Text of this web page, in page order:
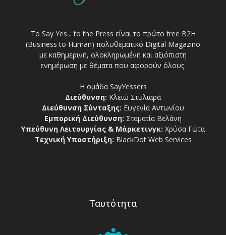
Το Say Yes... to the Press είναι το πρώτο free Β2Η
(Business to Human) πολυθεματικό Digital Magazino
με καθημερινή, ολοκληρωμένη και αξιόπιστη
ενημέρωση με θέματα που αφορούν όλους.
Η ομάδα SayYessers
Διεύθυνση: Κλειώ Στυλιαρά
Διεύθυνση Σύνταξης: Ευγενία Αντωνίου
Εμπορική Διεύθυνση: Σταματία Βελάνη
Υπεύθυνη Λειτουργίας & Μάρκετινγκ: Χρύσα Γώτα
Τεχνική Υποστήριξη: BlackDot Web Services
Ταυτότητα